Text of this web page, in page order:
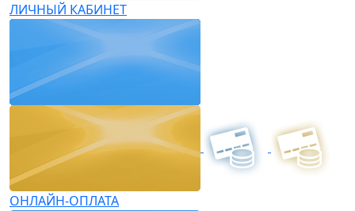
ЛИЧНЫЙ КАБИНЕТ
ОНЛАЙН-ОПЛАТА